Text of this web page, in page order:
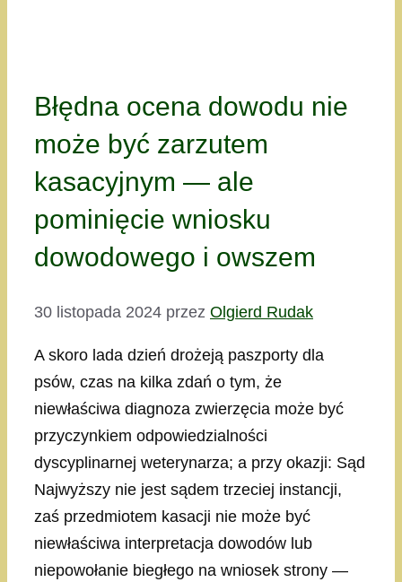
Błędna ocena dowodu nie
może być zarzutem
kasacyjnym — ale
pominięcie wniosku
dowodowego i owszem
30 listopada 2024 przez Olgierd Rudak
A skoro lada dzień drożeją paszporty dla
psów, czas na kilka zdań o tym, że
niewłaściwa diagnoza zwierzęcia może być
przyczynkiem odpowiedzialności
dyscyplinarnej weterynarza; a przy okazji: Sąd
Najwyższy nie jest sądem trzeciej instancji,
zaś przedmiotem kasacji nie może być
niewłaściwa interpretacja dowodów lub
niepowołanie biegłego na wniosek strony —